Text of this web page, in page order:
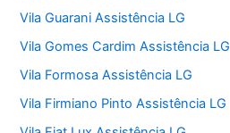
Vila Guarani Assistência LG
Vila Gomes Cardim Assistência LG
Vila Formosa Assistência LG
Vila Firmiano Pinto Assistência LG